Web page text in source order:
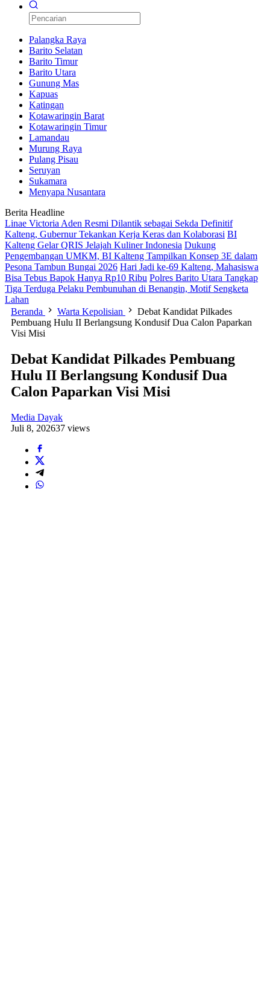
Palangka Raya
Barito Selatan
Barito Timur
Barito Utara
Gunung Mas
Kapuas
Katingan
Kotawaringin Barat
Kotawaringin Timur
Lamandau
Murung Raya
Pulang Pisau
Seruyan
Sukamara
Menyapa Nusantara
Berita Headline
Linae Victoria Aden Resmi Dilantik sebagai Sekda Definitif
Kalteng, Gubernur Tekankan Kerja Keras dan Kolaborasi BI
Kalteng Gelar QRIS Jelajah Kuliner Indonesia Dukung
Pengembangan UMKM, BI Kalteng Tampilkan Konsep 3E dalam
Pesona Tambun Bungai 2026 Hari Jadi ke-69 Kalteng, Mahasiswa
Bisa Tebus Bapok Hanya Rp10 Ribu Polres Barito Utara Tangkap
Tiga Terduga Pelaku Pembunuhan di Benangin, Motif Sengketa
Lahan
Beranda
Warta Kepolisian
Debat Kandidat Pilkades
Pembuang Hulu II Berlangsung Kondusif Dua Calon Paparkan
Visi Misi
Debat Kandidat Pilkades Pembuang
Hulu II Berlangsung Kondusif Dua
Calon Paparkan Visi Misi
Media Dayak
Juli 8, 202637 views